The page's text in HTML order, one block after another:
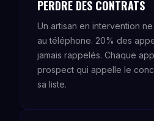
PERDRE DES CONTRATS
Un artisan en intervention
au téléphone. 20% des
jamais rappelés. Chaque
prospect qui appelle le
sa liste.